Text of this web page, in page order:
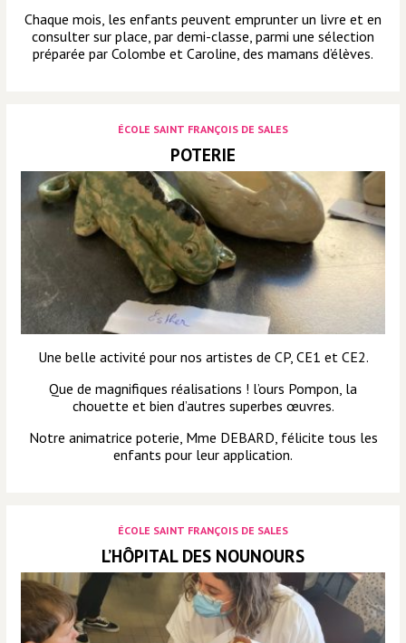
Chaque mois, les enfants peuvent emprunter un livre et en
consulter sur place, par demi-classe, parmi une sélection
préparée par Colombe et Caroline, des mamans d’élèves.
ÉCOLE SAINT FRANÇOIS DE SALES
POTERIE
Une belle activité pour nos artistes de CP, CE1 et CE2.
Que de magnifiques réalisations ! l’ours Pompon, la
chouette et bien d’autres superbes œuvres.
Notre animatrice poterie, Mme DEBARD, félicite tous les
enfants pour leur application.
ÉCOLE SAINT FRANÇOIS DE SALES
L’HÔPITAL DES NOUNOURS